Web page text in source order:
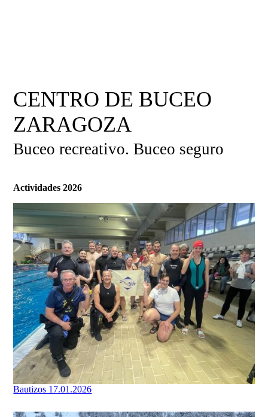
CENTRO DE BUCEO
ZARAGOZA
Buceo recreativo. Buceo seguro
Actividades 2026
Bautizos 17.01.2026